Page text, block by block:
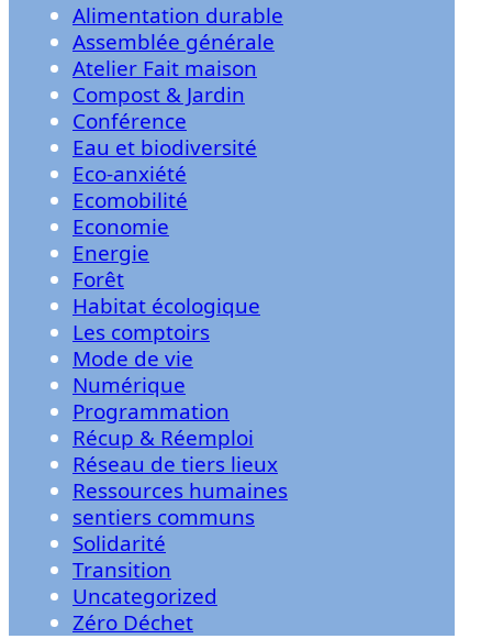
Alimentation durable
Assemblée générale
Atelier Fait maison
Compost & Jardin
Conférence
Eau et biodiversité
Eco-anxiété
Ecomobilité
Economie
Energie
Forêt
Habitat écologique
Les comptoirs
Mode de vie
Numérique
Programmation
Récup & Réemploi
Réseau de tiers lieux
Ressources humaines
sentiers communs
Solidarité
Transition
Uncategorized
Zéro Déchet